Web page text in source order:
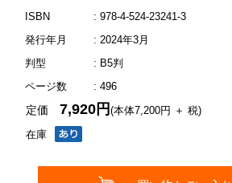
ISBN
: 978-4-524-23241-3
発行年月
: 2024年3月
判型
: B5判
ページ数
: 496
在庫
定価7,920円(本体7,200円 ＋ 税)